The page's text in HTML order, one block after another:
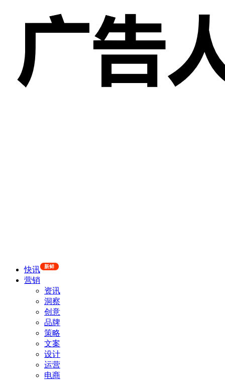
快讯 新鲜
营销
资讯
洞察
创意
品牌
策略
文案
设计
运营
电商